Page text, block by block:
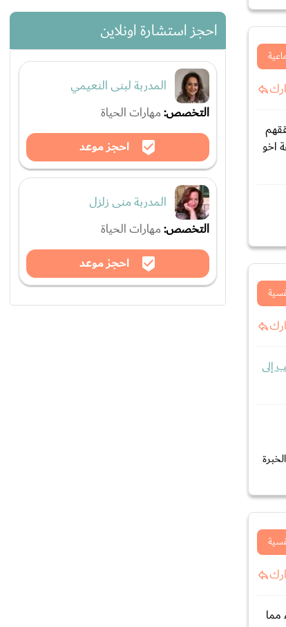
اخو
إلى
مما
احجز استشارة اونلاين
المدربة لبنى النعيمي
التخصص:مهارات الحياة
احجز موعد
المدربة منى زلزل
التخصص:مهارات الحياة
احجز موعد